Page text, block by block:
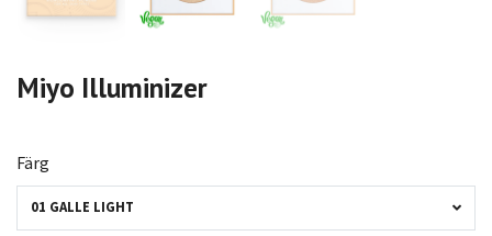
Miyo Illuminizer
Färg
01 GALLE LIGHT